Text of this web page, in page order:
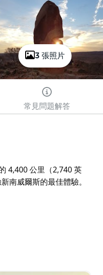
3 張照片
常見問題解答
4,400 公里（2,740 英
南威爾斯的最佳體驗。
南威爾斯的最佳體驗。